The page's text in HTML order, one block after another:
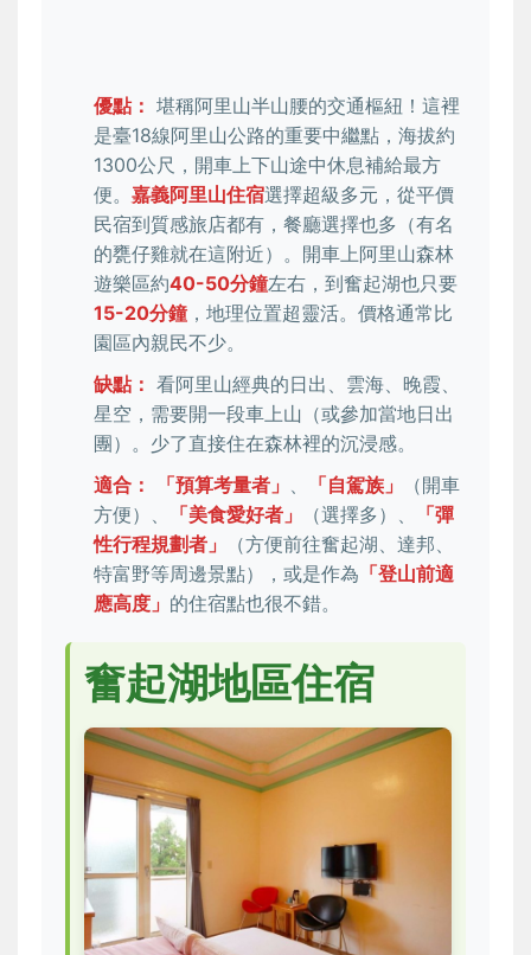
優點： 堪稱阿里山半山腰的交通樞紐！這裡
是臺18線阿里山公路的重要中繼點，海拔約
1300公尺，開車上下山途中休息補給最方
便。 嘉義阿里山住宿選擇超級多元，從平價
民宿到質感旅店都有，餐廳選擇也多（有名
的甕仔雞就在這附近）。開車上阿里山森林
遊樂區約40-50分鐘左右，到奮起湖也只要
15-20分鐘，地理位置超靈活。價格通常比
園區內親民不少。
缺點： 看阿里山經典的日出、雲海、晚霞、
星空，需要開一段車上山（或參加當地日出
團）。少了直接住在森林裡的沉浸感。
適合：
「預算考量者」 「自駕族」
（開車
方便）、
「美食愛好者」 （選擇多）、
「彈
性行程規劃者」
（方便前往奮起湖、達邦、
特富野等周邊景點），或是作為 「登山前適
應高度」 的住宿點也很不錯。
奮起湖地區住宿